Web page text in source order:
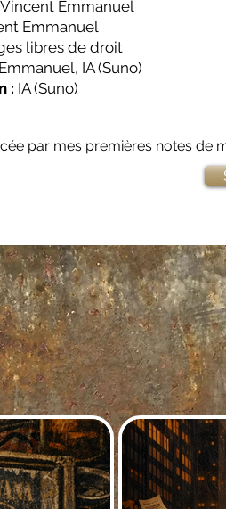
Vincent Emmanuel
Emmanuel
libres de droit
IA (Suno)
: IA (Suno)
par mes premières notes de